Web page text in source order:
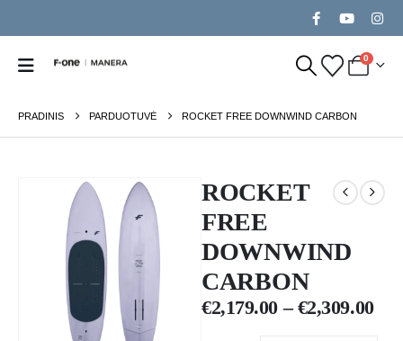
0
PRADINIS PARDUOTUVĖ ROCKET FREE DOWNWIND CARBON
ROCKET
FREE
DOWNWIND
CARBON
€2,179.00 – €2,309.00